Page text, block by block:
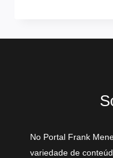
No Portal Frank
variedade de